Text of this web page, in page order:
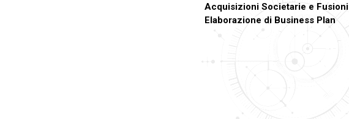
Acquisizioni Societarie e Fusioni
Elaborazione di Business Plan